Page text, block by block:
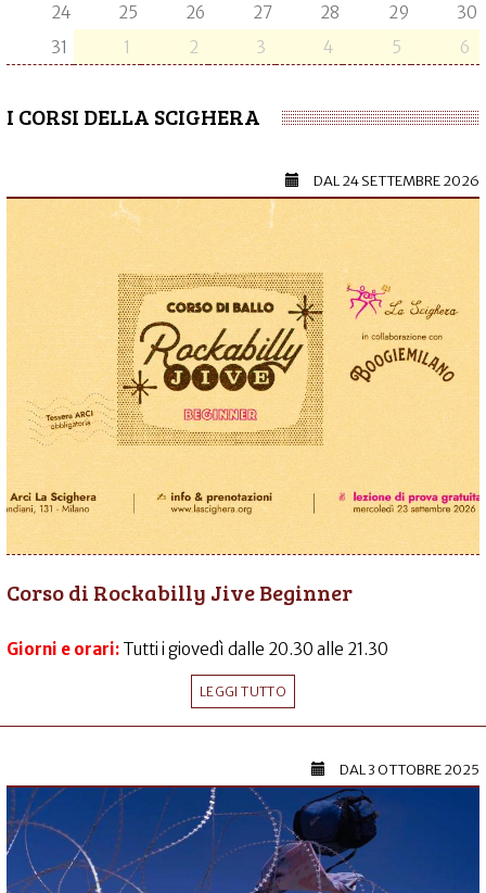
24
25 26 27 28 29
30
31
1 2 3 4 5 6
I CORSI DELLA SCIGHERA
DAL24 SETTEMBRE 2026
Corso di Rockabilly Jive Beginner
Giorni e orari: Tutti i giovedì dalle 20.30 alle 21.30
LEGGI TUTTO
DAL3 OTTOBRE 2025